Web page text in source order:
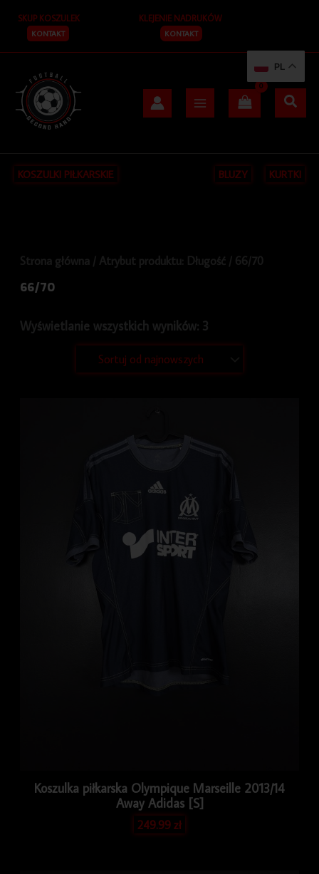
treści
SKUP KOSZULEK
KONTAKT
KLEJENIE NADRUKÓW
KONTAKT
KOSZULKI PIŁKARSKIE BLUZY KURTKI
u
Strona główna / Atrybut produktu: Długość / 66/70
66/70
Wyświetlanie wszystkich wyników: 3
według
Koszulka piłkarska Olympique Marseille 2013/14
Away Adidas [S]
249.99zł
PL